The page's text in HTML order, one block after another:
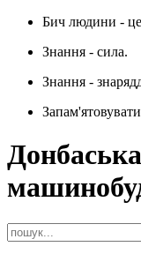
Бич людини -
Знання - сила.
Знання -